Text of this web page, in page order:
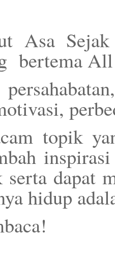
Asa
bertema
topik
dapat
hidup